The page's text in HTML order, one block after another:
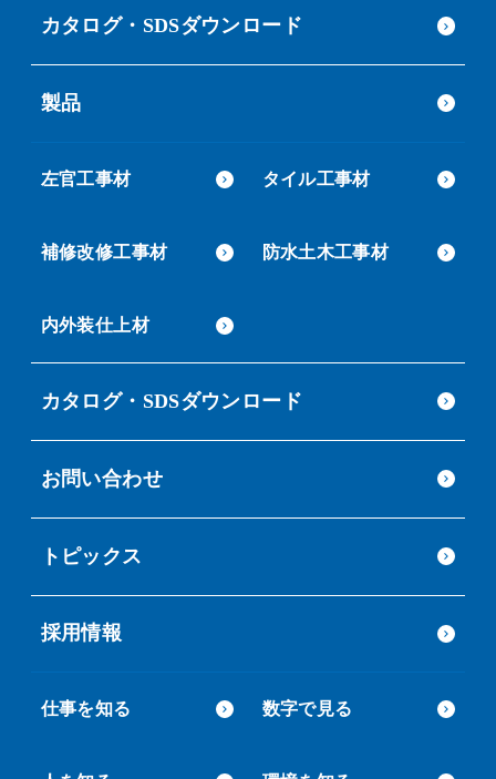
カタログ・SDSダウンロード
製品
左官工事材 タイル工事材
補修改修工事材 防水土木工事材
内外装仕上材
カタログ・SDSダウンロード
お問い合わせ
トピックス
採用情報
仕事を知る 数字で見る